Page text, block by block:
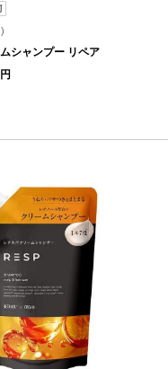
シャンプー リペア
円